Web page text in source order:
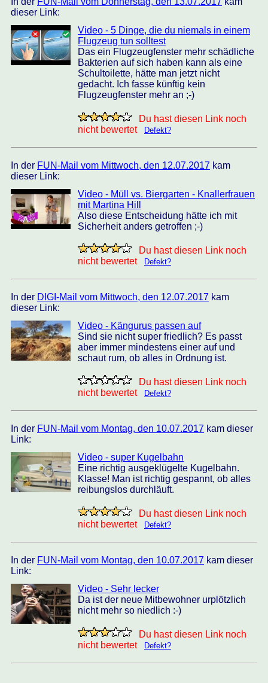
dieser Link:
Video - 5 Dinge, die du niemals in einem
Flugzeug tun solltest
Das ein Flugzeugfenster mehr schädliche
Bakterien auf sich haben kann als eine
Schultoilette, hätte man jetzt nicht
gedacht. Ich fasse künftig kein
Flugzeugfenster mehr an ;-)
Du hast diesen Link noch
nicht bewertet
Defekt?
In der FUN-Mail vom Mittwoch, den 12.07.2017 kam
dieser Link:
Video - Müll vs. Biergarten - Knallerfrauen
mit Martina Hill
Also diese Entscheidung hätte ich mit
Sicherheit anders getroffen ;-)
Du hast diesen Link noch
nicht bewertet
Defekt?
In der DIGI-Mail vom Mittwoch, den 12.07.2017 kam
dieser Link:
Video - Kängurus passen auf
Sind sie nicht super friedlich? Es passt
aber immer mindestens einer auf und
schaut rum, ob alles in Ordnung ist.
Du hast diesen Link noch
nicht bewertet
Defekt?
In der FUN-Mail vom Montag, den 10.07.2017 kam dieser
Link:
Video - super Kugelbahn
Eine richtig ausgeklügelte Kugelbahn.
Klasse! Man ist richtig gespannt, ob alles
reibungslos durchläuft.
Du hast diesen Link noch
nicht bewertet
Defekt?
In der FUN-Mail vom Montag, den 10.07.2017 kam dieser
Link:
Video - Sehr lecker
Da ist der neue Mitbewohner urplötzlich
nicht mehr so niedlich :-)
Du hast diesen Link noch
nicht bewertet
Defekt?